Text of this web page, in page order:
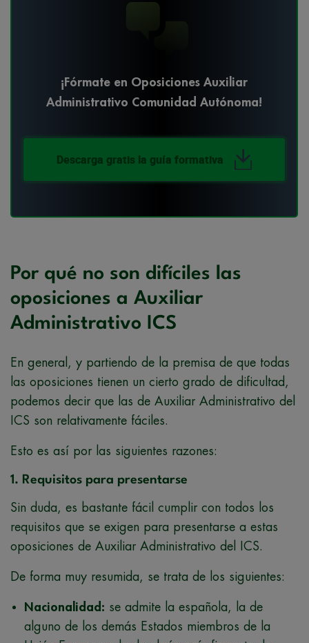
¡Fórmate en Oposiciones Auxiliar
Administrativo Comunidad Autónoma!
Descarga gratis la guía formativa
Por qué no son difíciles las
oposiciones a Auxiliar
Administrativo ICS
En general, y partiendo de la premisa de que todas
las oposiciones tienen un cierto grado de dificultad,
podemos decir que las de Auxiliar Administrativo del
ICS son relativamente fáciles.
Esto es así por las siguientes razones:
1. Requisitos para presentarse
Sin duda, es bastante fácil cumplir con todos los
requisitos que se exigen para presentarse a estas
oposiciones de Auxiliar Administrativo del ICS.
De forma muy resumida, se trata de los siguientes:
Nacionalidad: se admite la española, la de
alguno de los demás Estados miembros de la